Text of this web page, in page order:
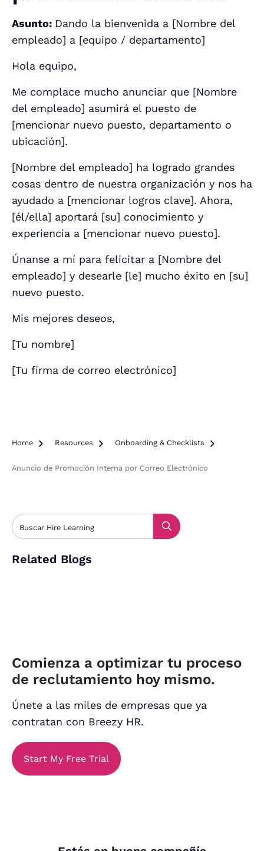
Asunto: Dando la bienvenida a [Nombre del
empleado] a [equipo / departamento]
Hola equipo,
Me complace mucho anunciar que [Nombre
del empleado] asumirá el puesto de
[mencionar nuevo puesto, departamento o
ubicación].
[Nombre del empleado] ha logrado grandes
cosas dentro de nuestra organización y nos ha
ayudado a [mencionar logros clave]. Ahora,
[él/ella] aportará [su] conocimiento y
experiencia a [mencionar nuevo puesto].
Únanse a mí para felicitar a [Nombre del
empleado] y desearle [le] mucho éxito en [su]
nuevo puesto.
Mis mejores deseos,
[Tu nombre]
[Tu firma de correo electrónico]
Home  Resources  Onboarding & Checklists 
Anuncio de Promoción Interna por Correo Electrónico
Related Blogs
Comienza a optimizar tu proceso
de reclutamiento hoy mismo.
Únete a las miles de empresas que ya
contratan con Breezy HR.
Start My Free Trial